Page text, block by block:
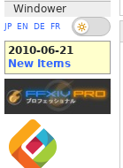
Windower
JP EN DE FR
2010-06-21
New Items